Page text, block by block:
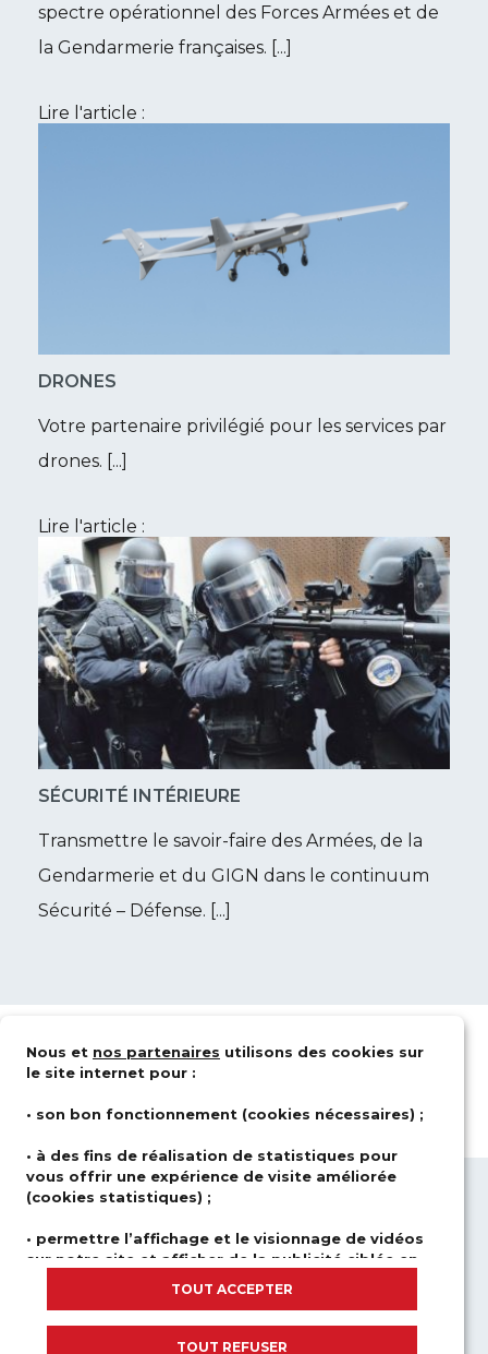
spectre opérationnel des Forces Armées et de
la Gendarmerie françaises. [...]
Lire l'article :
DRONES
Votre partenaire privilégié pour les services par
drones. [...]
Lire l'article :
SÉCURITÉ INTÉRIEURE
Transmettre le savoir-faire des Armées, de la
Gendarmerie et du GIGN dans le continuum
Sécurité – Défense. [...]
QUI SOMMES-NOUS ?
DOMAINESD’ACTIVITÉS
SOLUTIONS
CARRIÈRE
NEWSROOM
NOUS CONTACTER
INSCRIPTIONS À NOS FORMATIONS
Nous et nos partenaires utilisons des cookies sur
le site internet pour :
• son bon fonctionnement (cookies nécessaires) ;
• à des fins de réalisation de statistiques pour
vous offrir une expérience de visite améliorée
(cookies statistiques) ;
• permettre l’affichage et le visionnage de vidéos
sur notre site et afficher de la publicité ciblée en
Nous ne déposons aucun cookie si vous n’y avez pas
TOUT ACCEPTER
TOUT REFUSER